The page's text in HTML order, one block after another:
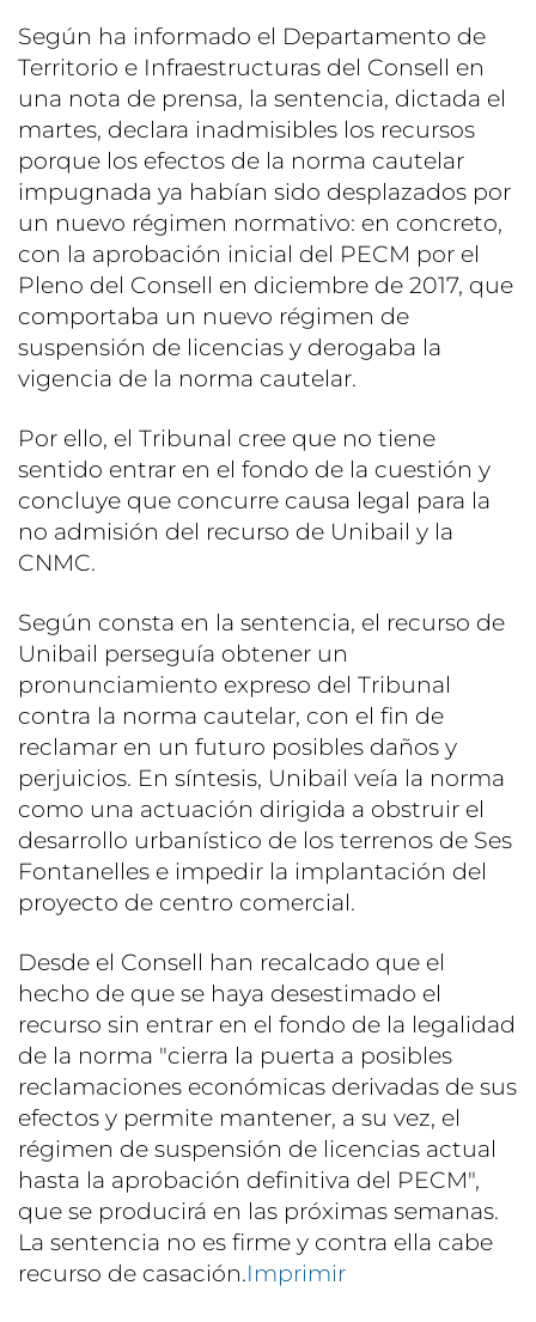
Según ha informado el Departamento de
Territorio e Infraestructuras del Consell en
una nota de prensa, la sentencia, dictada el
martes, declara inadmisibles los recursos
porque los efectos de la norma cautelar
impugnada ya habían sido desplazados por
un nuevo régimen normativo: en concreto,
con la aprobación inicial del PECM por el
Pleno del Consell en diciembre de 2017, que
comportaba un nuevo régimen de
suspensión de licencias y derogaba la
vigencia de la norma cautelar.
Por ello, el Tribunal cree que no tiene
sentido entrar en el fondo de la cuestión y
concluye que concurre causa legal para la
no admisión del recurso de Unibail y la
CNMC.
Según consta en la sentencia, el recurso de
Unibail perseguía obtener un
pronunciamiento expreso del Tribunal
contra la norma cautelar, con el fin de
reclamar en un futuro posibles daños y
perjuicios. En síntesis, Unibail veía la norma
como una actuación dirigida a obstruir el
desarrollo urbanístico de los terrenos de Ses
Fontanelles e impedir la implantación del
proyecto de centro comercial.
Desde el Consell han recalcado que el
hecho de que se haya desestimado el
recurso sin entrar en el fondo de la legalidad
de la norma "cierra la puerta a posibles
reclamaciones económicas derivadas de sus
efectos y permite mantener, a su vez, el
régimen de suspensión de licencias actual
hasta la aprobación definitiva del PECM",
que se producirá en las próximas semanas.
La sentencia no es firme y contra ella cabe
recurso de casación.Imprimir